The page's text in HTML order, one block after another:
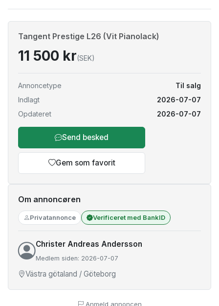
Tangent Prestige L26 (Vit Pianolack)
11 500 kr(SEK)
Annoncetype
Til salg
Indlagt
2026-07-07
Opdateret
2026-07-07
Send besked
Gem som favorit
Om annoncøren
Privatannonce Verificeret med BankID
Christer Andreas Andersson
Medlem siden: 2026-07-07
Västra götaland / Göteborg
Anmeld annoncen